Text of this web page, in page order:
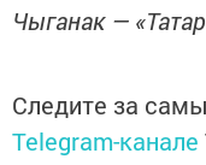
Чыганак —
Следите за
Telegram-канале